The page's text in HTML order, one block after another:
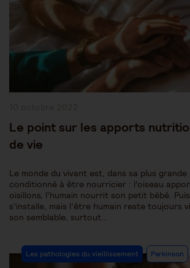
Le point sur les apports
de vie
Le monde du vivant est, dans sa plus
conditionné à être nourricier : l’oiseau
oisillons, l’humain nourrit son petit bébé.
s’installe, mais l’être humain reste toujours
son semblable, surtout…
Post
Category:
Les pathologies du vieillissement Parkinson